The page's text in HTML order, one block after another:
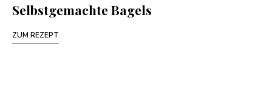
Selbstgemachte Bagels
ZUM REZEPT